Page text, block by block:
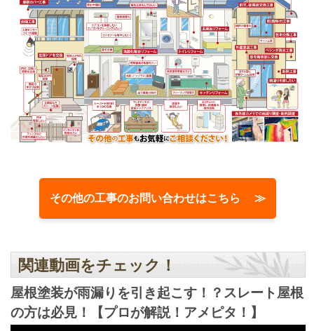
その他の工事のお問い合わせはこちら ≫
関連動画をチェック！
屋根塗装が雨漏りを引き起こす！？スレート屋根
の方は必見！【プロが解説！アメピタ！】